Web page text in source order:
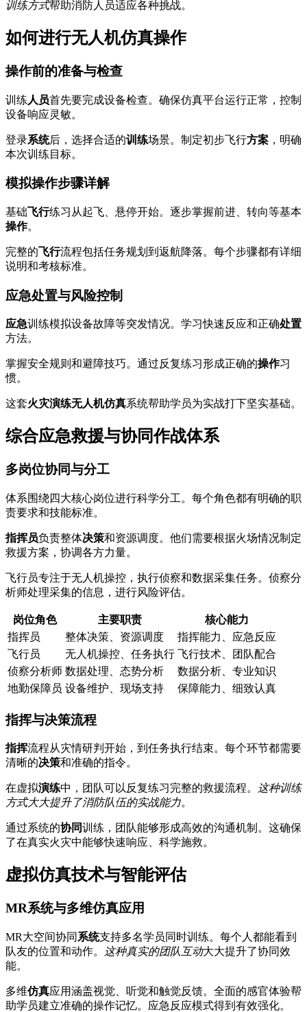
训练方式帮助消防人员适应各种挑战。
如何进行无人机仿真操作
操作前的准备与检查
训练 人员首先要完成设备检查。确保仿真平台运行正常，控制
设备响应灵敏。
登录系统后，选择合适的训练场景。制定初步飞行方案 ，明确
本次训练目标。
模拟操作步骤详解
基础飞行练习从起飞、悬停开始。逐步掌握前进、转向等基本
操作。
完整的飞行流程包括任务规划到返航降落。每个步骤都有详细
说明和考核标准。
应急处置与风险控制
应急训练模拟设备故障等突发情况。学习快速反应和正确处置
方法。
掌握安全规则和避障技巧。通过反复练习形成正确的操作习
惯。
这套火灾演练无人机仿真系统帮助学员为实战打下坚实基础。
综合应急救援与协同作战体系
多岗位协同与分工
体系围绕四大核心岗位进行科学分工。每个角色都有明确的职
责要求和技能标准。
指挥员负责整体决策和资源调度。他们需要根据火场情况制定
救援方案，协调各方力量。
飞行员专注于无人机操控，执行侦察和数据采集任务。侦察分
析师处理采集的信息，进行风险评估。
岗位角色 主要职责
核心能力
指挥员
整体决策、资源调度
指挥能力、应急反应
飞行员
无人机操控、任务执行 飞行技术、团队配合
侦察分析师 数据处理、态势分析
数据分析、专业知识
地勤保障员 设备维护、现场支持 保障能力、细致认真
指挥与决策流程
指挥流程从灾情研判开始，到任务执行结束。每个环节都需要
清晰的决策和准确的指令。
在虚拟演练中，团队可以反复练习完整的救援流程。
这种训练
方式大大提升了消防队伍的实战能力。
通过系统的协同训练，团队能够形成高效的沟通机制。这确保
了在真实火灾中能够快速响应、科学施救。
虚拟仿真技术与智能评估
MR系统与多维仿真应用
MR大空间协同 系统支持多名学员同时训练。每个人都能看到
队友的位置和动作。
这种真实的团队互动大大提升了协同效
能。
多维仿真应用涵盖视觉、听觉和触觉反馈。全面的感官体验帮
助学员建立准确的操作记忆。应急反应模式得到有效强化。